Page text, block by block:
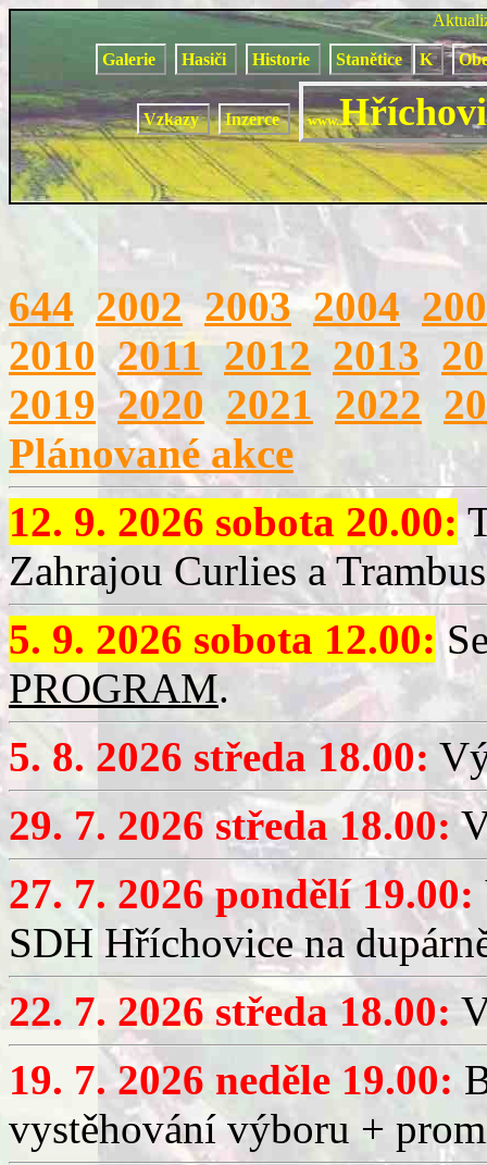
Galerie Hasiči Historie Stanětice K
Vzkazy Inzerce www.
644 2002 2003 2004
2010 2011 2012 2013
2019 2020 2021 2022
Plánované akce
12. 9. 2026 sobota 20.00:
Zahrajou Curlies a
5. 9. 2026 sobota 12.00:
PROGRAM.
5. 8. 2026 středa 18.00:
29. 7. 2026 středa 18.00:
27. 7. 2026 pondělí 19.00:
SDH Hříchovice na
22. 7. 2026 středa 18.00:
19. 7. 2026 neděle 19.00:
vystěhování výboru +